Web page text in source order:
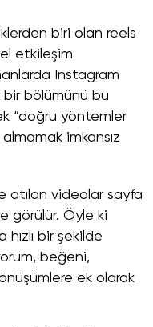
biri olan reels
etkileşim
Instagram
bir bölümünü bu
“doğru yöntemler
imkansız
atılan videolar sayfa
görülür. Öyle ki
bir şekilde
beğeni,
ek olarak